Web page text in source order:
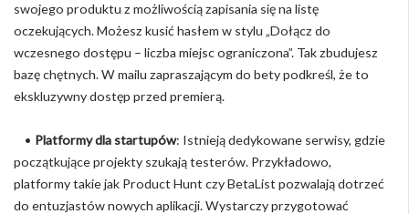
swojego produktu z możliwością zapisania się na listę
oczekujących. Możesz kusić hasłem w stylu „Dołącz do
wczesnego dostępu – liczba miejsc ograniczona”. Tak zbudujesz
bazę chętnych. W mailu zapraszającym do bety podkreśl, że to
ekskluzywny dostęp przed premierą.
• Platformy dla startupów: Istnieją dedykowane serwisy, gdzie
początkujące projekty szukają testerów. Przykładowo,
platformy takie jak Product Hunt czy BetaList pozwalają dotrzeć
do entuzjastów nowych aplikacji. Wystarczy przygotować